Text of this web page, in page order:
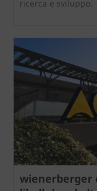
ricerca e sviluppo.
wienerberger